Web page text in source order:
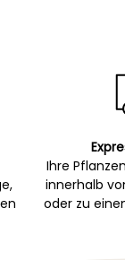
Ihre
innerhalb
oder zu